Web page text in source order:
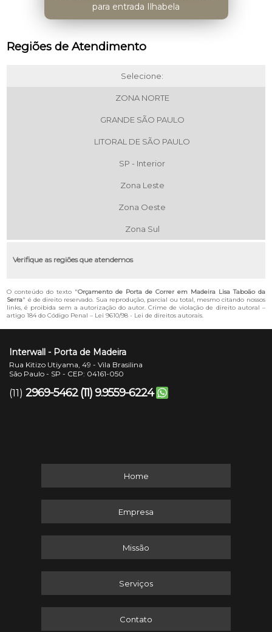
para entrada Ilhabela
Regiões de Atendimento
Selecione:
ZONA NORTE
GRANDE SÃO PAULO
LITORAL DE SÃO PAULO
SP - Interior
Zona Leste
Zona Oeste
Zona Sul
Verifique as regiões que atendemos
O conteúdo do texto "Orçamento de Porta de Correr em Madeira Lisa Taboão da
Serra" é de direito reservado. Sua reprodução, parcial ou total, mesmo citando nossos
links, é proibida sem a autorização do autor. Crime de violação de direito autoral –
artigo 184 do Código Penal – Lei 9610/98 - Lei de direitos autorais.
Interwall - Porta de Madeira
Rua Kitizo Utiyama, 49 - Vila Brasilina
São Paulo - SP - CEP: 04161-050
(11) 2969-5462 (11) 9.9559-6224
Home
Empresa
Missão
Serviços
Contato